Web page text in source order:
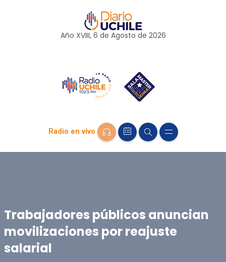
Año XVIII, 6 de Agosto de 2026
Radio en vivo
Trabajadores públicos anuncian
movilizaciones por reajuste
salarial